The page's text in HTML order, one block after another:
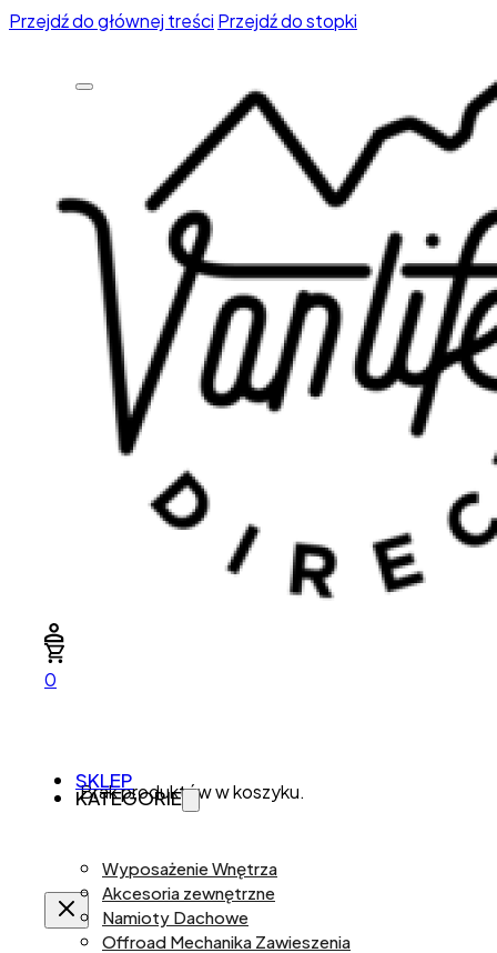
Przejdź do głównej treści Przejdź do stopki
0
Brak produktów w koszyku.
SKLEP
KATEGORIE
Wyposażenie Wnętrza
Akcesoria zewnętrzne
Namioty Dachowe
Offroad Mechanika Zawieszenia